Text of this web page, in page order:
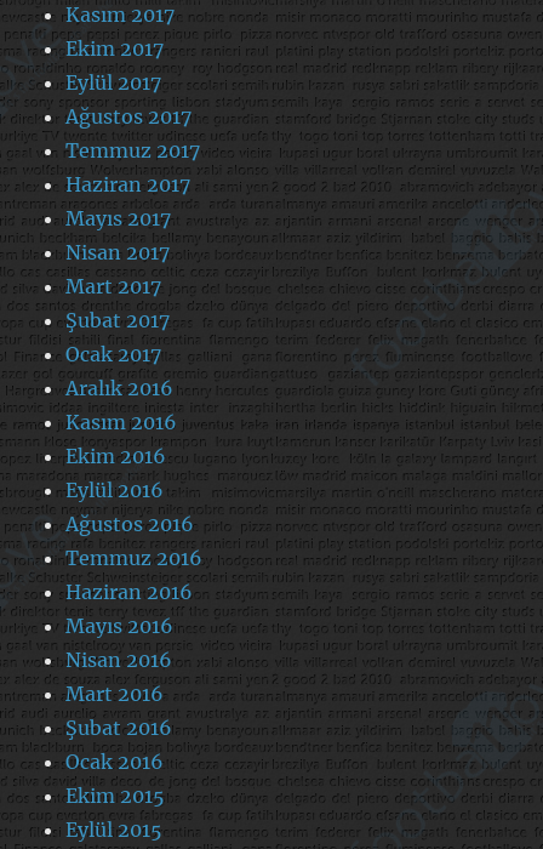
Kasım 2017
Ekim 2017
Eylül 2017
Ağustos 2017
Temmuz 2017
Haziran 2017
Mayıs 2017
Nisan 2017
Mart 2017
Şubat 2017
Ocak 2017
Aralık 2016
Kasım 2016
Ekim 2016
Eylül 2016
Ağustos 2016
Temmuz 2016
Haziran 2016
Mayıs 2016
Nisan 2016
Mart 2016
Şubat 2016
Ocak 2016
Ekim 2015
Eylül 2015